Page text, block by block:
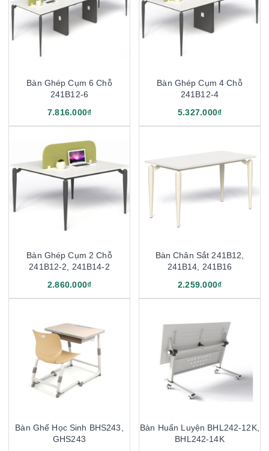
Bàn Ghép Cụm 6 Chỗ
241B12-6
7.816.000₫
Bàn Ghép Cụm 4 Chỗ
241B12-4
5.327.000₫
Bàn Ghép Cụm 2 Chỗ
241B12-2, 241B14-2
2.860.000₫
Bàn Chân Sắt 241B12,
241B14, 241B16
2.259.000₫
Bàn Ghế Học Sinh BHS243,
GHS243
Bàn Huấn Luyện BHL242-12K,
BHL242-14K